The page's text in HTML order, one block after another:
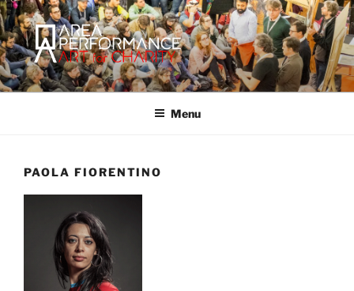
Salta
al
contenuto
AREA PERFORMANCE
Sito ufficiale della Onlus Area Performance.
Menu
PAOLA FIORENTINO